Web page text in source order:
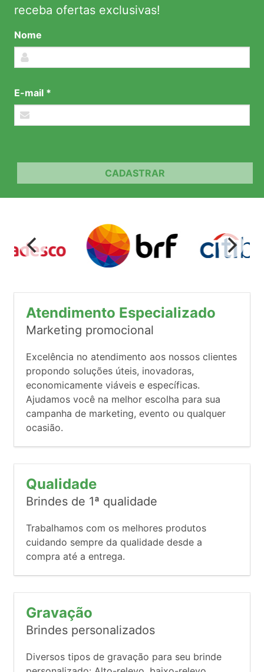
receba ofertas exclusivas!
Nome
E-mail *
CADASTRAR
Atendimento Especializado
Marketing promocional
Excelência no atendimento aos nossos clientes
propondo soluções úteis, inovadoras,
economicamente viáveis e específicas.
Ajudamos você na melhor escolha para sua
campanha de marketing, evento ou qualquer
ocasião.
Qualidade
Brindes de 1ª qualidade
Trabalhamos com os melhores produtos
cuidando sempre da qualidade desde a
compra até a entrega.
Gravação
Brindes personalizados
Diversos tipos de gravação para seu brinde